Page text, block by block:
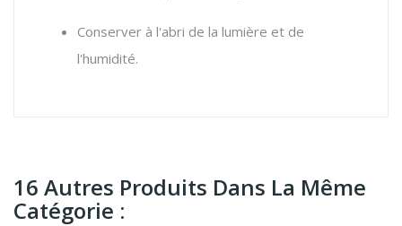
Conserver à l'abri de la lumière et de
l'humidité.
16 Autres Produits Dans La Même
Catégorie :